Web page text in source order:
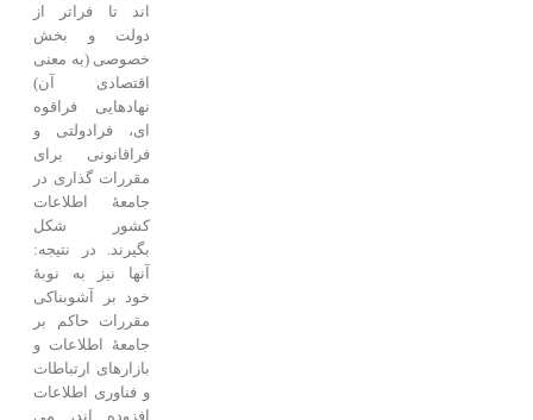
اند تا فراتر از
دولت و بخش
خصوصی (به معنی
اقتصادی آن)
نهادهایی فراقوه
ای، فرادولتی و
فراقانونی برای
مقررات گذاری در
جامعۀ اطلاعات
کشور شکل
بگیرند. در نتیجه:
آنها نیز به نوبۀ
خود بر آشوبناکی
مقررات حاکم بر
جامعۀ اطلاعات و
بازارهای ارتباطات
و فناوری اطلاعات
افزوده اند، می